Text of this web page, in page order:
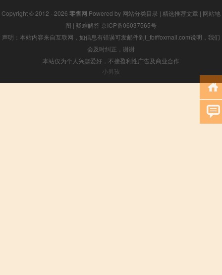
Copyright © 2012 - 2026 零售网 Powered by 网站分类目录 | 精选推荐文章 | 网站地
图 | 疑难解答 京ICP备06037565号
声明：本站内容来自互联网，如信息有错误可发邮件到f_fb#foxmail.com说明，我们
会及时纠正，谢谢
本站仅为个人兴趣爱好，不接盈利性广告及商业合作
小男孩